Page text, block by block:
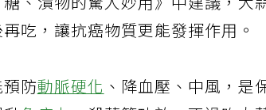
、漬物的驚人妙用》中建議，大
再吃，讓抗癌物質更能發揮作用。
防動脈硬化 、降血壓、中風，